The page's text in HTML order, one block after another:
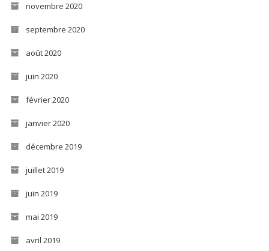
novembre 2020
septembre 2020
août 2020
juin 2020
février 2020
janvier 2020
décembre 2019
juillet 2019
juin 2019
mai 2019
avril 2019